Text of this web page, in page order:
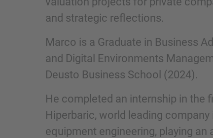
and strategic reflections.
Marco is a Graduate in Business
and Digital Environments
Deusto Business School (2024).
He completed an internship in the
Hiperbaric, world leading
equipment engineering, playing an
Klik hier om aan te geven dat je de juridische kennisgeving
gelezen en ermee akkoord gaat.